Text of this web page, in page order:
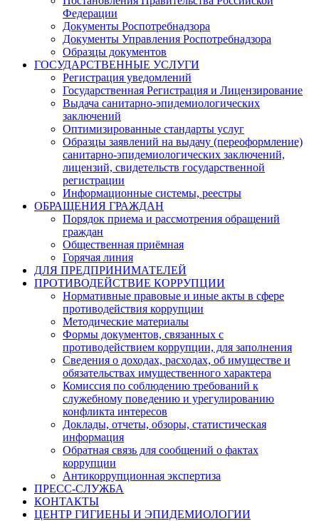
Федерации
Документы Роспотребнадзора
Документы Управления Роспотребнадзора
Образцы документов
ГОСУДАРСТВЕННЫЕ УСЛУГИ
Регистрация уведомлений
Государственная Регистрация и Лицензирование
Выдача санитарно-эпидемиологических
заключений
Оптимизированные стандарты услуг
Образцы заявлений на выдачу (переоформление)
санитарно-эпидемиологических заключений,
лицензий, свидетельств государственной
регистрации
Информационные системы, реестры
ОБРАЩЕНИЯ ГРАЖДАН
Порядок приема и рассмотрения обращений
граждан
Общественная приёмная
Горячая линия
ДЛЯ ПРЕДПРИНИМАТЕЛЕЙ
ПРОТИВОДЕЙСТВИЕ КОРРУПЦИИ
Нормативные правовые и иные акты в сфере
противодействия коррупции
Методические материалы
Формы документов, связанных с
противодействием коррупции, для заполнения
Сведения о доходах, расходах, об имуществе и
обязательствах имущественного характера
Комиссия по соблюдению требований к
служебному поведению и урегулированию
конфликта интересов
Доклады, отчеты, обзоры, статистическая
информация
Обратная связь для сообщений о фактах
коррупции
Антикоррупционная экспертиза
ПРЕСС-СЛУЖБА
КОНТАКТЫ
ЦЕНТР ГИГИЕНЫ И ЭПИДЕМИОЛОГИИ